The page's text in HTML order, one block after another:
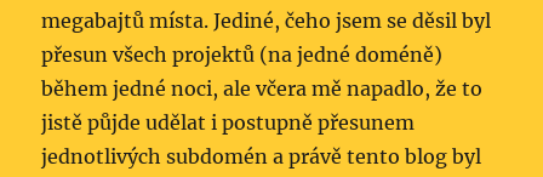
megabajtů místa. Jediné, čeho jsem se děsil byl
přesun všech projektů (na jedné doméně)
během jedné noci, ale včera mě napadlo, že to
jistě půjde udělat i postupně přesunem
jednotlivých subdomén a právě tento blog byl